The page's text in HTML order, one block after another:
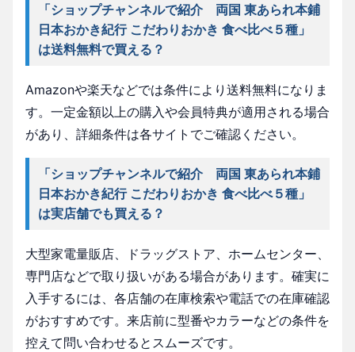
「ショップチャンネルで紹介 両国 東あられ本鋪
日本おかき紀行 こだわりおかき 食べ比べ５種」
は送料無料で買える？
Amazonや楽天などでは条件により送料無料になりま
す。一定金額以上の購入や会員特典が適用される場合
があり、詳細条件は各サイトでご確認ください。
「ショップチャンネルで紹介 両国 東あられ本鋪
日本おかき紀行 こだわりおかき 食べ比べ５種」
は実店舗でも買える？
大型家電量販店、ドラッグストア、ホームセンター、
専門店などで取り扱いがある場合があります。確実に
入手するには、各店舗の在庫検索や電話での在庫確認
がおすすめです。来店前に型番やカラーなどの条件を
控えて問い合わせるとスムーズです。